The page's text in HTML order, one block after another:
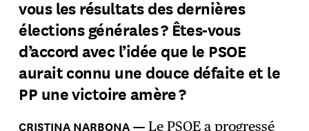
→ S'abonner
vous les résultats des dernières
élections générales ? Êtes-vous
d’accord avec l’idée que le PSOE
aurait connu une douce défaite et le
PP une victoire amère ?
Le PSOE a progressé